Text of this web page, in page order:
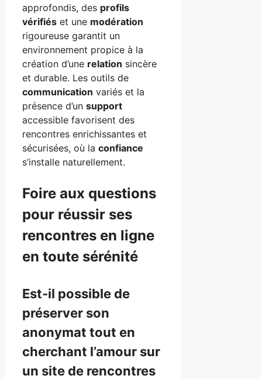
approfondis, des profils
vérifiés et une modération
rigoureuse garantit un
environnement propice à la
création d’une relation sincère
et durable. Les outils de
communication variés et la
présence d’un support
accessible favorisent des
rencontres enrichissantes et
sécurisées, où la confiance
s’installe naturellement.
Foire aux questions
pour réussir ses
rencontres en ligne
en toute sérénité
Est-il possible de
préserver son
anonymat tout en
cherchant l’amour sur
un site de rencontres